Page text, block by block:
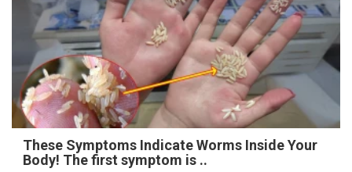
These Symptoms Indicate Worms Inside Your
Body! The first symptom is ..